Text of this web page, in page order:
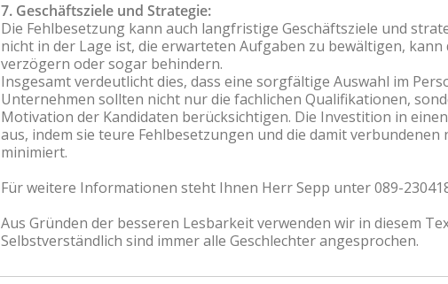
7. Geschäftsziele und Strategie:
Die Fehlbesetzung kann auch langfristige Geschäftsziele und
nicht in der Lage ist, die erwarteten Aufgaben zu bewältigen,
verzögern oder sogar behindern.
Insgesamt verdeutlicht dies, dass eine sorgfältige Auswahl im
Unternehmen sollten nicht nur die fachlichen Qualifikationen,
Motivation der Kandidaten berücksichtigen. Die Investition in
aus, indem sie teure Fehlbesetzungen und die damit
minimiert.
Für weitere Informationen steht Ihnen Herr Sepp unter 089-
Aus Gründen der besseren Lesbarkeit verwenden wir in diesem
Selbstverständlich sind immer alle Geschlechter angesprochen.